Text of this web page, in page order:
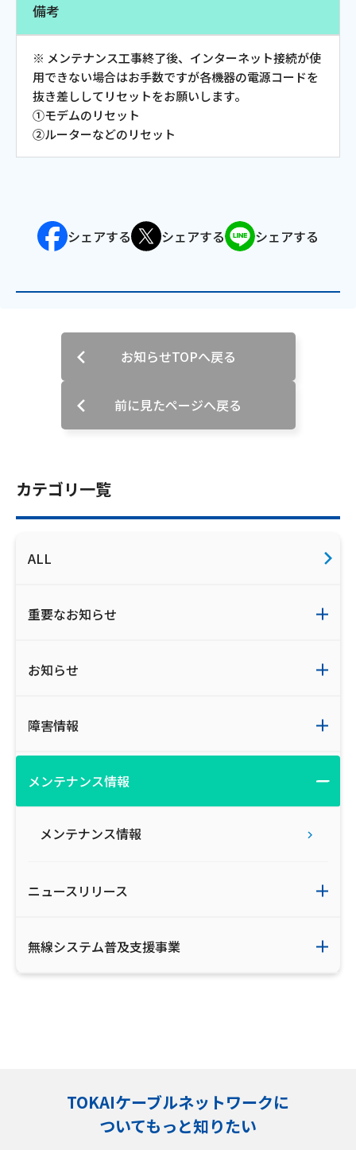
おトクなプラン
パンフレット・チラシ
会社案内
お知らせ
ウェブサイトのご利用について
安全・安心ガイド
放送番組審議会議事録
情報セキュリティ基本方針
プライバシーポリシー
カテゴリ一覧
ALL
重要なお知らせ
お知らせ
障害情報
メンテナンス情報
メンテナンス情報
ニュースリリース
無線システム普及支援事業
備考
※ メンテナンス工事終了後、インターネット接続が使
用できない場合はお手数ですが各機器の電源コードを
抜き差ししてリセットをお願いします。
①モデムのリセット
②ルーターなどのリセット
シェアする シェアする シェアする
お知らせTOPへ戻る
前に見たページへ戻る
TOKAIケーブルネットワークに
ついてもっと知りたい